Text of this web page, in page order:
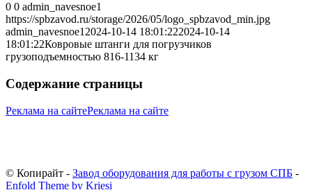
0 0 admin_navesnoe1
https://spbzavod.ru/storage/2026/05/logo_spbzavod_min.jpg
admin_navesnoe1 2024-10-14 18:01:222024-10-14
18:01:22Ковровые штанги для погрузчиков
грузоподъемностью 816-1134 кг
Содержание страницы
Реклама на сайтеРеклама на сайте
© Копирайт - Завод оборудования для работы с грузом СПБ -
Enfold Theme by Kriesi